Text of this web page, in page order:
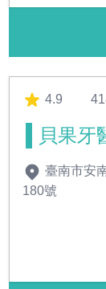
4.9
貝果牙
臺南市安
180號